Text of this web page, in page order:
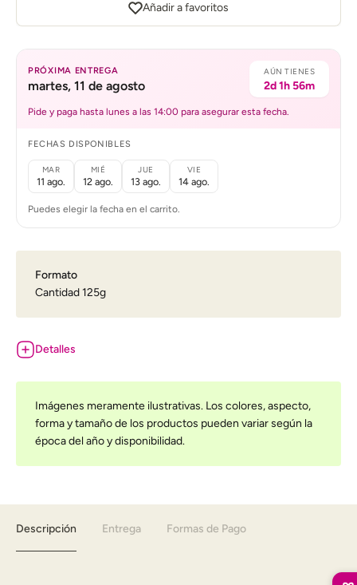
Añadir a favoritos
PRÓXIMA ENTREGA
martes, 11 de agosto
AÚN TIENES
2d 1h 56m
Pide y paga hasta lunes a las 14:00 para asegurar esta fecha.
FECHAS DISPONIBLES
MAR
11 ago.
MIÉ
12 ago.
JUE
13 ago.
VIE
14 ago.
Puedes elegir la fecha en el carrito.
Formato
Cantidad 125g
Detalles
Imágenes meramente ilustrativas. Los colores, aspecto,
forma y tamaño de los productos pueden variar según la
época del año y disponibilidad.
Descripción Entrega Formas de Pago